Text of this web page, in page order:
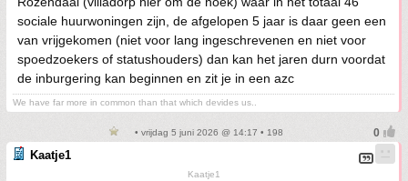
sociale huurwoningen zijn, de afgelopen 5 jaar is daar geen een
van vrijgekomen (niet voor lang ingeschrevenen en niet voor
spoedzoekers of statushouders) dan kan het jaren durn voordat
de inburgering kan beginnen en zit je in een azc
We have far more in common than that which devides us..
• vrijdag 5 juni 2026 @ 14:17 • 198
Kaatje1
Kaatje1